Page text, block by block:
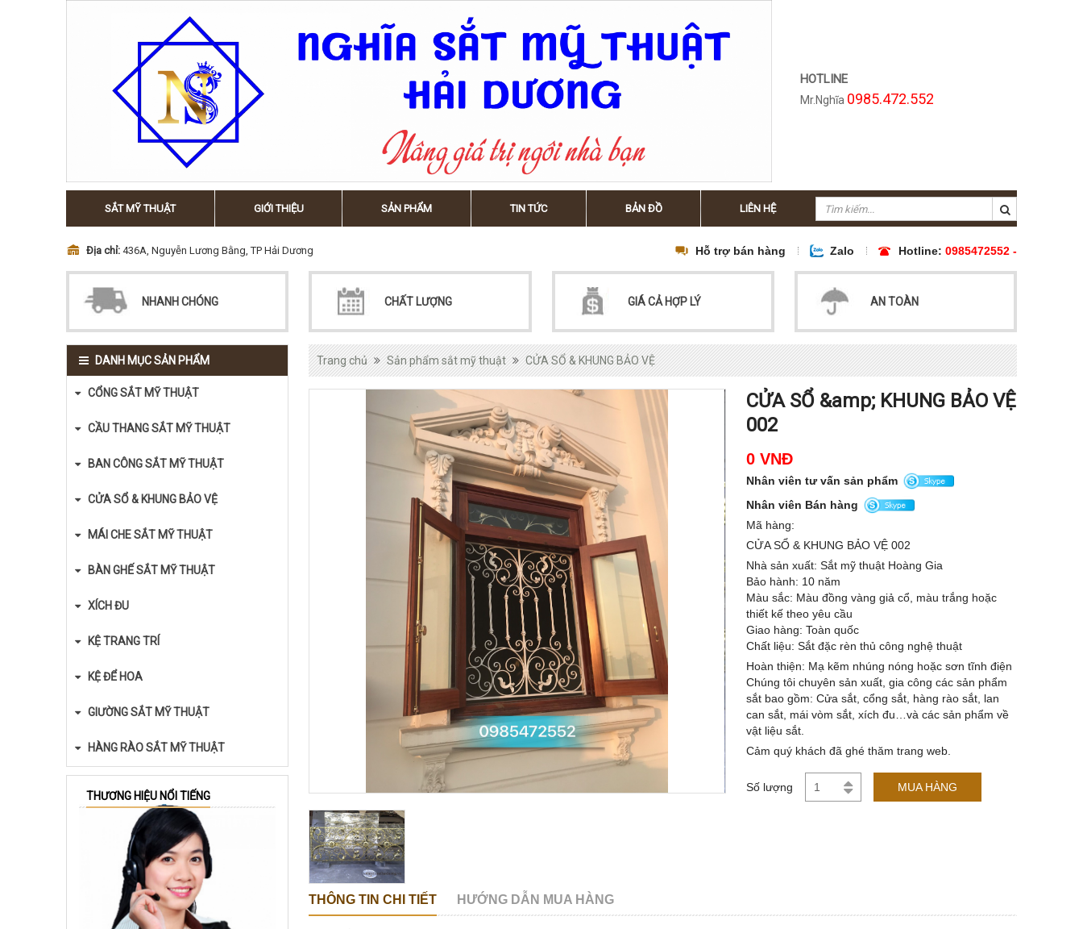
HOTLINE
Mr.Nghĩa 0985.472.552
SẮT MỸ THUẬT GIỚI THIỆU SẢN PHẨM TIN TỨC BẢN ĐỒ LIÊN HỆ
Địa chỉ: 436A, Nguyễn Lương Bằng, TP Hải Dương Hỗ trợ bán hàng Zalo Hotline: 0985472552 -
NHANH CHÓNG CHẤT LƯỢNG GIÁ CẢ HỢP LÝ AN TOÀN
DANH MỤC SẢN PHẨM
CỔNG SẮT MỸ THUẬT
CẦU THANG SẮT MỸ THUẬT
BAN CÔNG SẮT MỸ THUẬT
CỬA SỔ & KHUNG BẢO VỆ
MÁI CHE SẮT MỸ THUẬT
BÀN GHẾ SẮT MỸ THUẬT
XÍCH ĐU
KỆ TRANG TRÍ
KỆ ĐỂ HOA
GIƯỜNG SẮT MỸ THUẬT
HÀNG RÀO SẮT MỸ THUẬT
THƯƠNG HIỆU NỔI TIẾNG
Trang chủ Sản phẩm sắt mỹ thuật CỬA SỔ & KHUNG BẢO VỆ
CỬA SỔ &amp; KHUNG BẢO VỆ
002
0 VNĐ
Nhân viên tư vấn sản phẩm
Nhân viên Bán hàng
Mã hàng:
CỬA SỔ & KHUNG BẢO VỆ 002
Nhà sản xuất: Sắt mỹ thuật Hoàng Gia
Bảo hành: 10 năm
Màu sắc: Màu đồng vàng giả cổ, màu trắng hoặc
thiết kế theo yêu cầu
Giao hàng: Toàn quốc
Chất liệu: Sắt đặc rèn thủ công nghệ thuật
Hoàn thiện: Mạ kẽm nhúng nóng hoặc sơn tĩnh điện
Chúng tôi chuyên sản xuất, gia công các sản phẩm
sắt bao gồm: Cửa sắt, cổng sắt, hàng rào sắt, lan
can sắt, mái vòm sắt, xích đu…và các sản phẩm về
vật liệu sắt.
Cảm quý khách đã ghé thăm trang web.
Số lượng MUA HÀNG
THÔNG TIN CHI TIẾT HƯỚNG DẪN MUA HÀNG